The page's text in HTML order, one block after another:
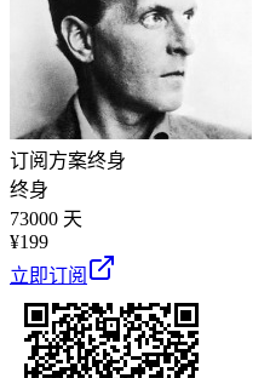
订阅方案终身
终身
73000 天
¥199
立即订阅